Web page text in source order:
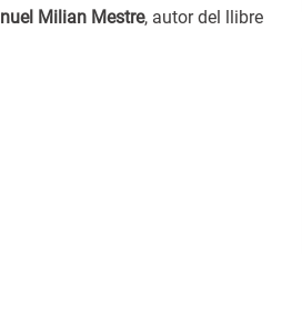
Milian Mestre, autor del llibre